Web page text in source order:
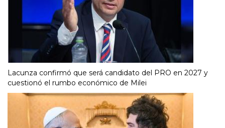
Lacunza confirmó que será candidato del PRO en 2027 y
cuestionó el rumbo económico de Milei